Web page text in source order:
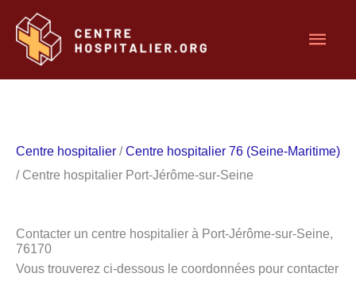
contenu
Centre hospitalier /Centre hospitalier 76 (Seine-Maritime)
/ Centre hospitalier Port-Jérôme-sur-Seine
Contacter un centre hospitalier à Port-Jérôme-sur-Seine,
76170
Vous trouverez ci-dessous le coordonnées pour contacter